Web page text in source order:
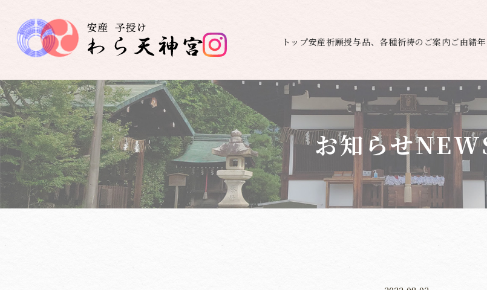
トップ安産祈願授与品、各種祈祷のご案内ご由緒
お知らせ